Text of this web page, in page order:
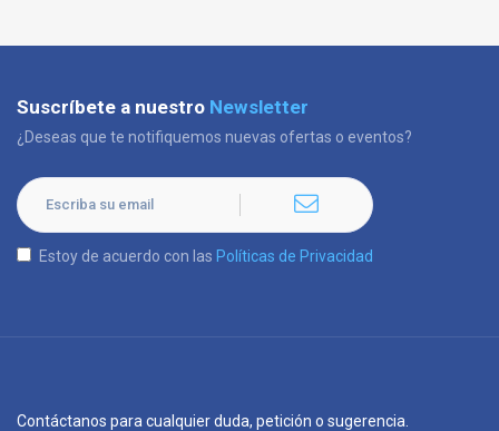
Suscríbete a nuestro Newsletter
¿Deseas que te notifiquemos nuevas ofertas o eventos?
Estoy de acuerdo con las Políticas de Privacidad
Contáctanos para cualquier duda, petición o sugerencia.